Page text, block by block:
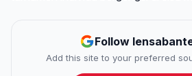
Follow
Add this site to your preferred